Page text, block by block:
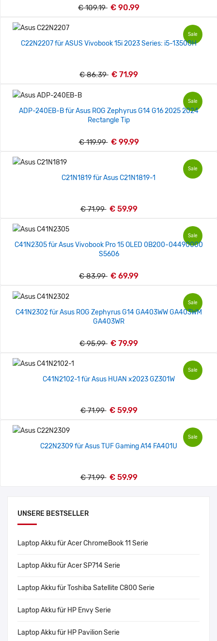
UNSERE BESTSELLER
Laptop Akku für Acer ChromeBook 11 Serie
Laptop Akku für Acer SP714 Serie
Laptop Akku für Toshiba Satellite C800 Serie
Laptop Akku für HP Envy Serie
Laptop Akku für HP Pavilion Serie
€ 109.19 € 90.99
Sale
C22N2207 für ASUS Vivobook 15i 2023 Series: i5-13500H
€ 86.39 € 71.99
Sale
ADP-240EB-B für Asus ROG Zephyrus G14 G16 2025 2024
Rectangle Tip
€ 119.99 € 99.99
Sale
C21N1819 für Asus C21N1819-1
€ 71.99 € 59.99
Sale
C41N2305 für Asus Vivobook Pro 15 OLED 0B200-04490000
S5606
€ 83.99 € 69.99
Sale
C41N2302 für Asus ROG Zephyrus G14 GA403WW GA403WM
GA403WR
€ 95.99 € 79.99
Sale
C41N2102-1 für Asus HUAN x2023 GZ301W
€ 71.99 € 59.99
Sale
C22N2309 für Asus TUF Gaming A14 FA401U
€ 71.99 € 59.99